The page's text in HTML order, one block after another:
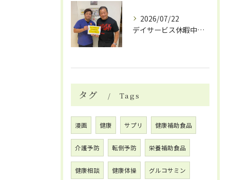
2026/07/22
デイサービス休暇中の自費リハビリ活用法
タグ Tags
漫画 健康 サプリ 健康補助食品
介護予防 転倒予防 栄養補助食品
健康相談 健康体操 グルコサミン